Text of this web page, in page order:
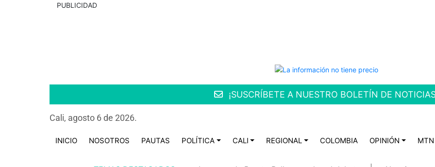
PUBLICIDAD
¡SUSCRÍBETE A NUESTRO BOLETÍN DE
Cali, agosto 6 de 2026.
INICIO NOSOTROS PAUTAS POLÍTICA CALI REGIONAL COLOMBIA OPINIÓN MTN